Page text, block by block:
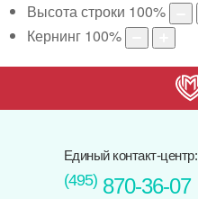
Высота строки 100%
Кернинг 100%
Единый контакт-центр:
(495)870-36-07